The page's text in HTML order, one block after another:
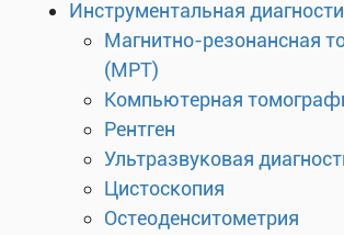
Инструментальная
Магнитно-резонансная
(МРТ)
Компьютерная
Рентген
Ультразвуковая
Цистоскопия
Остеоденситометрия